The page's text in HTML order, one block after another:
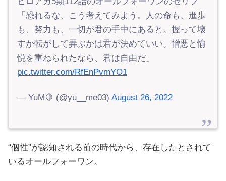
「恐れるな、こう考えてみよう。人の命も、進歩
も、努力も、一切が君の手中にあると。握って壊
すか転がして弄ぶかは君が決めていい。憎悪と愉
悦を重ねられたなら、君は自由だ」
pic.twitter.com/RfEnPvmYO1
— YuM🍋 (@yu__me03) August 26, 2022
“個性”が認知される前の時代から、存在したとされて
いるオールフォーワン。